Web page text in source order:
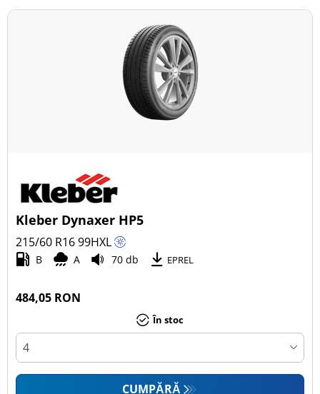
Kleber Dynaxer HP5
215/60 R1699HXL
B A 70 db EPREL
484,05 RON
În stoc
CUMPĂRĂ